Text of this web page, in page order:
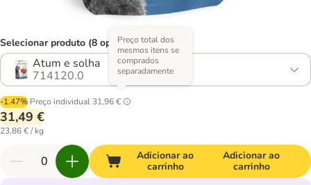
Selecionar produto (8 opções)
Atum e solha
714120.0
-1.47% Preço individual 31,96 €
Preço total dos
mesmos itens se
comprados
separadamente
31,49 €
23,86 € / kg
Adicionar ao
carrinho
Adicionar ao
carrinho